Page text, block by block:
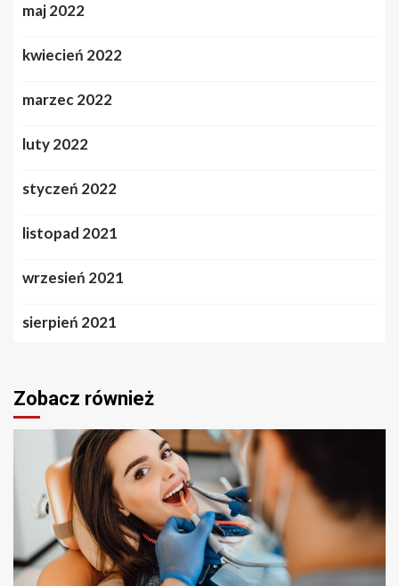
maj 2022
kwiecień 2022
marzec 2022
luty 2022
styczeń 2022
listopad 2021
wrzesień 2021
sierpień 2021
Zobacz również
2 min odczytu